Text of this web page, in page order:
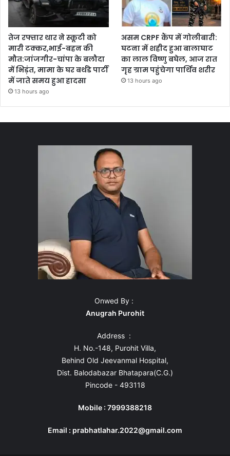
तेज रफ्तार थार ने स्कूटी को
मारी टक्कर,भाई-बहन की
मौत:जांजगीर-चांपा के बलौदा
में भिड़ंत, मामा के घर बर्थडे पार्टी
में जाते समय हुआ हादसा
13 hours ago
असम CRPF कैंप में गोलीबारी:
घटना में शहीद हुआ बालाघाट
का लाल विष्णु बघेल, आज रात
गृह ग्राम पहुंचेगा पार्थिव शरीर
13 hours ago
Onwed By :
Anugrah Purohit
Address :
H. No.-148, Purohit Villa,
Behind Old Jeevanmal Hospital,
Dist. Balodabazar Bhatapara(C.G.)
Pincode - 493118
Mobile : 7999388218
Email : prabhatlahar.2022@gmail.com